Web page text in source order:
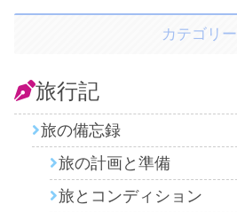
カテゴリー
旅行記
旅の備忘録
旅の計画と準備
旅とコンディション